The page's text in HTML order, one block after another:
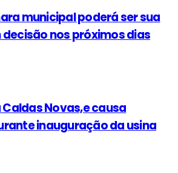
municipal poderá ser sua
nos próximos dias
Novas,e causa
inauguração da usina